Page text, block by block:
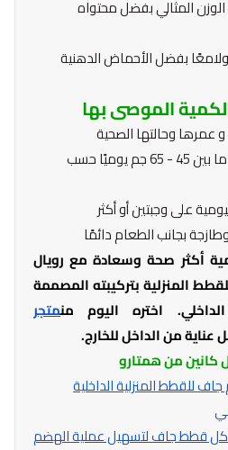
المثالي بفضل محتواه
بفضل الأحماض الدهنية
الموصى بها
وحالتها الصحية
القطط البالغة تستهلك ما بين 45 - 65 جم يوميًا حسب
على وجبتين أو أكثر
بجانب الطعام دائمًا
أكثر صحة وسعادة مع رويال
المنزلية بتركيبته المصممة
اختره اليوم منمتجر
من الداخل للخارج.
كانين من همتارو
للقطط المنزلية الداخلية
قطط جاف لتسهيل عملية الهضم